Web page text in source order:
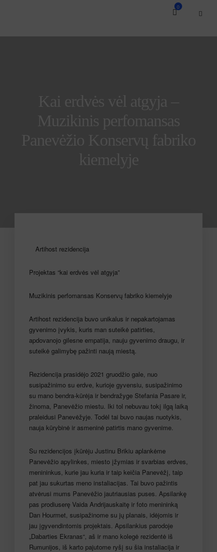
0
Artihost rezidencija
Projektas “kai erdvės vėl atgyja”
Muzikinis perfomansas Konservų fabriko kiemelyje
Artihost rezidencija buvo unikalus ir nepakartojamas
gyvenimo įvykis, kuris man suteikė patirties,
apdovanojo gilesne empatija, nauju gyvenimo draugu, ir
suteikė galimybę pažinti naują miestą.
Rezidencija prasidėjo 2021 gruodžio gale, nuo
susipažinimo su erdve, kurioje gyvensiu, susipažinimo
su mano bendra-kūrėja ir bendražyge Stefania Pasare ir,
žinoma, Panevėžio miestu. Iki tol nebuvau tokį ilgą laiką
praleidusi Panevėžyje. Todėl tai buvo naujas nuotykis,
nauja kūrybinė ir asmeninė patirtis mano gyvenime.
Su rezidencijos įkūrėju Justinu Brikiu aplankėme
Panevėžio apylinkes, miesto įžymias ir svarbias erdves,
menininkus, kurie jau kuria ir taip keičia Panevėžį, taip
pat jau sukurtas meno instaliacijas. Tai buvo pažintis
atvėrusi mums Panevėžio jautriausias puses. Apsilankę
pas prodiuserę Vaida Andrijauskaitę ir foto menininką
Dan Hourmet, susipažinome su jų planais, idėjomis ir
jau įgyvendintomis projektais. Apsilankius parodoje
„Dabarties Ekranas“, aš ir mano kolegė rezidentė iš
Rumunijos, iš karto pajutome ryšį su šia instaliacija ir